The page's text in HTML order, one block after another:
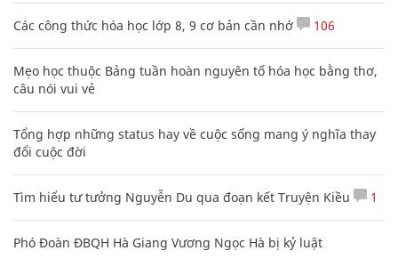
Các công thức hóa học lớp 8, 9 cơ bản cần nhớ 106
Mẹo học thuộc Bảng tuần hoàn nguyên tố hóa học bằng thơ,
câu nói vui vẻ
Tổng hợp những status hay về cuộc sống mang ý nghĩa thay
đổi cuộc đời
Tìm hiểu tư tưởng Nguyễn Du qua đoạn kết Truyện Kiều 1
Phó Đoàn ĐBQH Hà Giang Vương Ngọc Hà bị kỷ luật